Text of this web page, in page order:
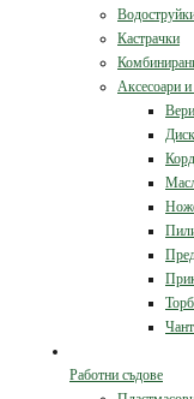
Кастрачки
Аксесоари
Работни съдове